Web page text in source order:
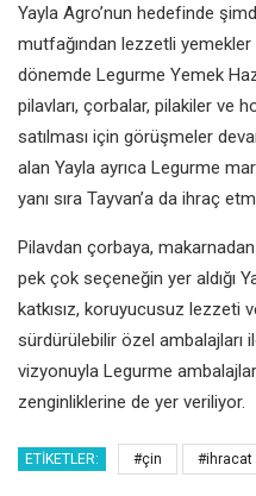
Yayla Agro’nun hedefinde
mutfağından lezzetli yemekler
dönemde Legurme Yemek
pilavları, çorbalar, pilakiler ve
satılması için görüşmeler
alan Yayla ayrıca Legurme
yanı sıra Tayvan’a da ihraç
Pilavdan çorbaya,
pek çok seçeneğin yer aldığı
katkısız, koruyucusuz lezzeti
sürdürülebilir özel ambalajları
vizyonuyla Legurme
zenginliklerine de yer veriliyor.
ETIKETLER: #çin #ihracat